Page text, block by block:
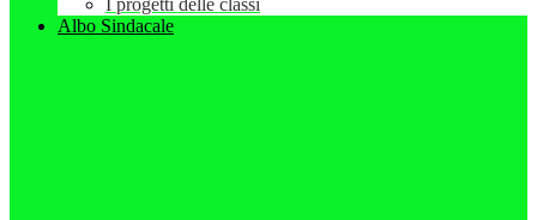
I progetti delle classi
Albo Sindacale